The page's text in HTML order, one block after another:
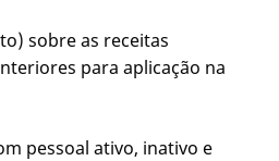
sobre as receitas
para aplicação na
ativo, inativo e